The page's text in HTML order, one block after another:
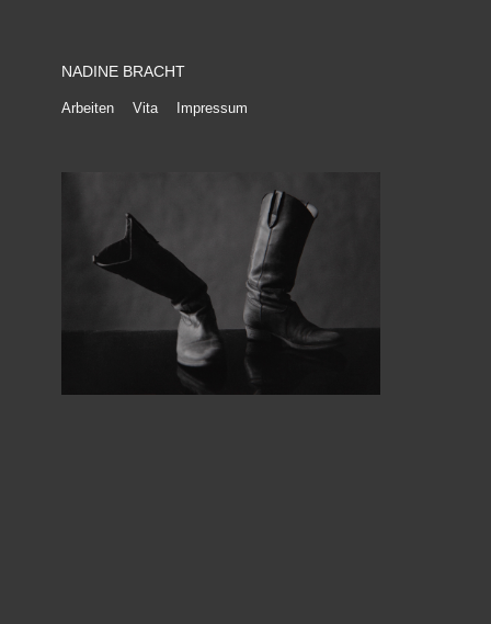
NADINE BRACHT
Arbeiten Vita Impressum